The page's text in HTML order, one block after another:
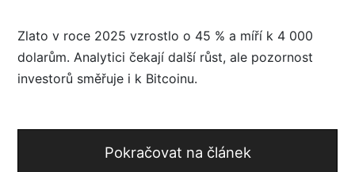
Zlato v roce 2025 vzrostlo o 45 % a míří k 4 000
dolarům. Analytici čekají další růst, ale pozornost
investorů směřuje i k Bitcoinu.
Pokračovat na článek